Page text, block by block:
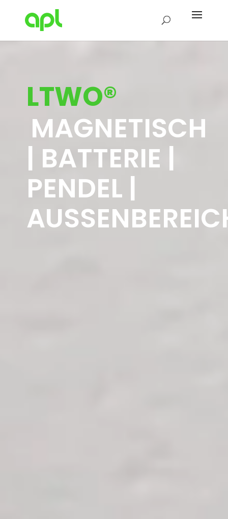
LTWO®
MAGNETISCH
| BATTERIE |
PENDEL |